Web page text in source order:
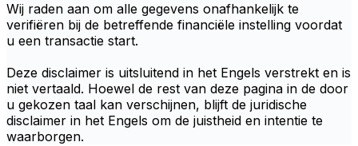
Wij raden aan om alle gegevens onafhankelijk te
verifiëren bij de betreffende financiële instelling voordat
u een transactie start.
Deze disclaimer is uitsluitend in het Engels verstrekt en is
niet vertaald. Hoewel de rest van deze pagina in de door
u gekozen taal kan verschijnen, blijft de juridische
disclaimer in het Engels om de juistheid en intentie te
waarborgen.